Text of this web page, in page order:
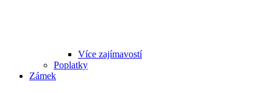
Více zajímavostí
Poplatky
Zámek